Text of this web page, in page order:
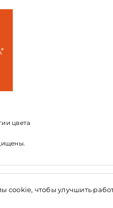
цвета
14/1 к.3
cookie, чтобы улучшить